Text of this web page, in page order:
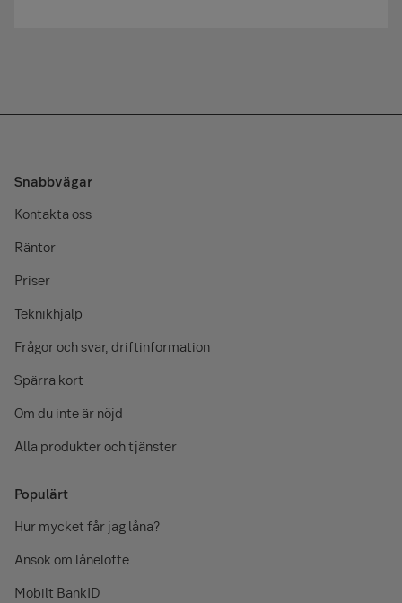
Snabbvägar
Kontakta oss
Räntor
Priser
Teknikhjälp
Frågor och svar, driftinformation
Spärra kort
Om du inte är nöjd
Alla produkter och tjänster
Populärt
Hur mycket får jag låna?
Ansök om lånelöfte
Mobilt BankID